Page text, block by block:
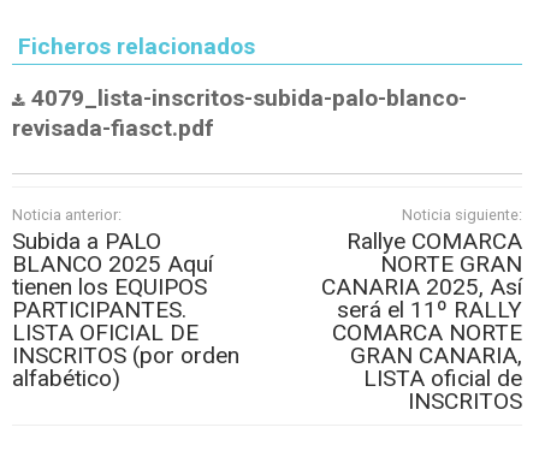
Ficheros relacionados
4079_lista-inscritos-subida-palo-blanco-
revisada-fiasct.pdf
Noticia anterior:
Subida a PALO
BLANCO 2025 Aquí
tienen los EQUIPOS
PARTICIPANTES.
LISTA OFICIAL DE
INSCRITOS (por orden
alfabético)
Noticia siguiente:
Rallye COMARCA
NORTE GRAN
CANARIA 2025, Así
será el 11º RALLY
COMARCA NORTE
GRAN CANARIA,
LISTA oficial de
INSCRITOS